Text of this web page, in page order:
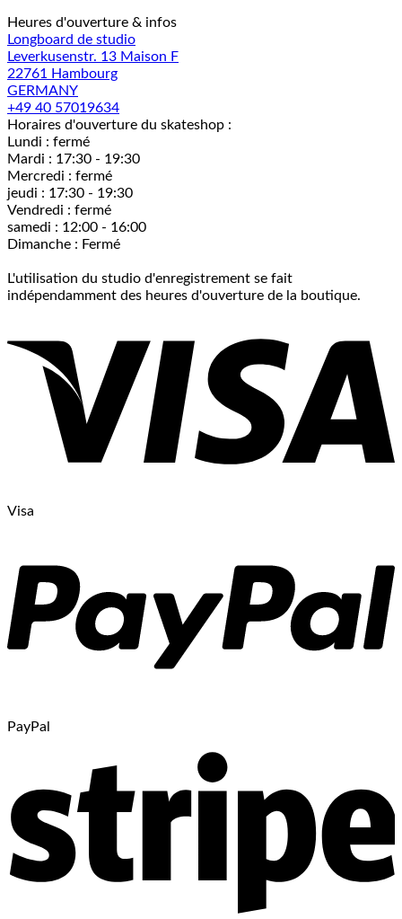
Heures d'ouverture & infos
Longboard de studio
Leverkusenstr. 13 Maison F
22761 Hambourg
GERMANY
+49 40 57019634
Horaires d'ouverture du skateshop :
Lundi : fermé
Mardi : 17:30 - 19:30
Mercredi : fermé
jeudi : 17:30 - 19:30
Vendredi : fermé
samedi : 12:00 - 16:00
Dimanche : Fermé
L'utilisation du studio d'enregistrement se fait
indépendamment des heures d'ouverture de la boutique.
Visa
PayPal